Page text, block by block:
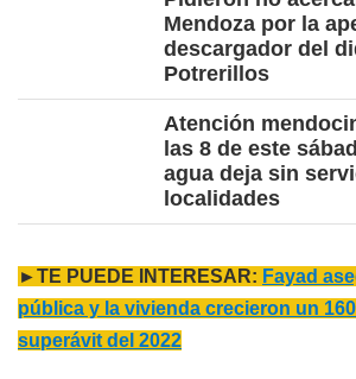
Mendoza por la
descargador del
Potrerillos
Atención
las 8 de este
agua deja sin
localidades
►TE PUEDE INTERESAR: Fayad
pública y la vivienda crecieron un
superávit del 2022